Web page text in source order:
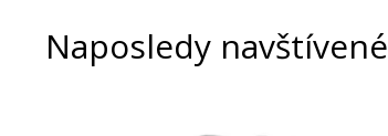
Naposledy navštívené